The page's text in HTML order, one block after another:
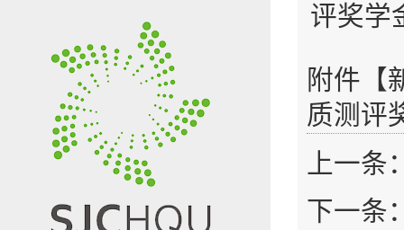
评奖学
附件【
质测评
上一条
下一条